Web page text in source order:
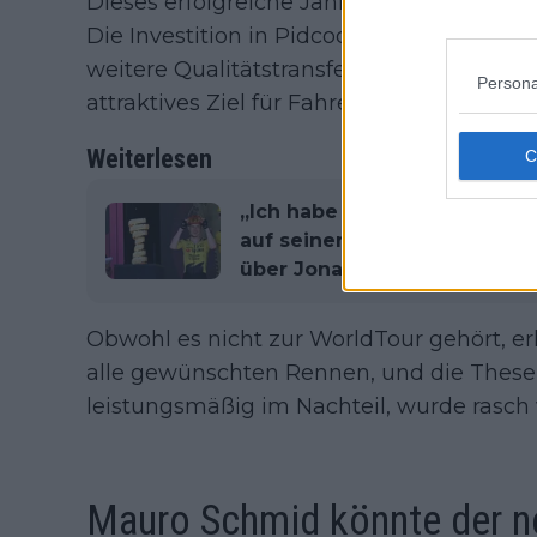
Die Investition in Pidcock hat sich
weitere Qualitätstransfers zu investieren;
attraktives Ziel für Fahrer, die mehr
Weiterlesen
„Ich habe noch nie
auf seiner Seite hat“ –
über Jonas Vingegaard
Obwohl es nicht zur WorldTour gehört,
alle gewünschten Rennen, und die
leistungsmäßig im Nachteil, wurde rasch
Mauro Schmid könnte der